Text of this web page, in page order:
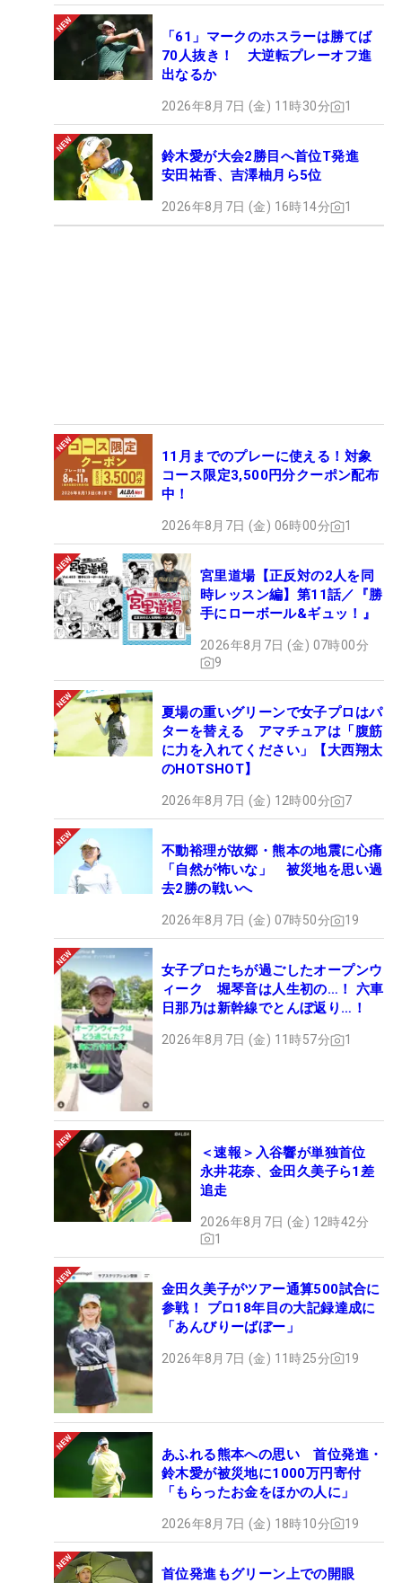
「61」マークのホスラーは勝てば
70人抜き！ 大逆転プレーオフ進
出なるか
2026年8月7日 (金) 11時30分 1
鈴木愛が大会2勝目へ首位T発進
安田祐香、吉澤柚月ら5位
2026年8月7日 (金) 16時14分 1
11月までのプレーに使える！対象
コース限定3,500円分クーポン配布
中！
2026年8月7日 (金) 06時00分 1
宮里道場【正反対の2人を同
時レッスン編】第11話／『勝
手にローボール&ギュッ！』
2026年8月7日 (金) 07時00分
9
夏場の重いグリーンで女子プロはパ
ターを替える アマチュアは「腹筋
に力を入れてください」【大西翔太
のHOTSHOT】
2026年8月7日 (金) 12時00分 7
不動裕理が故郷・熊本の地震に心痛
「自然が怖いな」 被災地を思い過
去2勝の戦いへ
2026年8月7日 (金) 07時50分 19
女子プロたちが過ごしたオープンウ
ィーク 堀琴音は人生初の…！ 六車
日那乃は新幹線でとんぼ返り…！
2026年8月7日 (金) 11時57分 1
＜速報＞入谷響が単独首位
永井花奈、金田久美子ら1差
追走
2026年8月7日 (金) 12時42分
1
金田久美子がツアー通算500試合に
参戦！ プロ18年目の大記録達成に
「あんびりーばぼー」
2026年8月7日 (金) 11時25分 19
あふれる熊本への思い 首位発進・
鈴木愛が被災地に1000万円寄付
「もらったお金をほかの人に」
2026年8月7日 (金) 18時10分 19
首位発進もグリーン上での開眼